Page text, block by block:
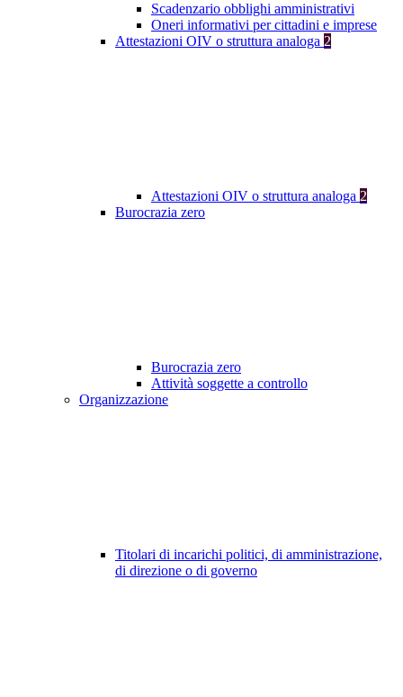
Scadenzario obblighi amministrativi
Oneri informativi per cittadini e imprese
Attestazioni OIV o struttura analoga 2
Attestazioni OIV o struttura analoga 2
Burocrazia zero
Burocrazia zero
Attività soggette a controllo
Organizzazione
Titolari di incarichi politici, di amministrazione,
di direzione o di governo